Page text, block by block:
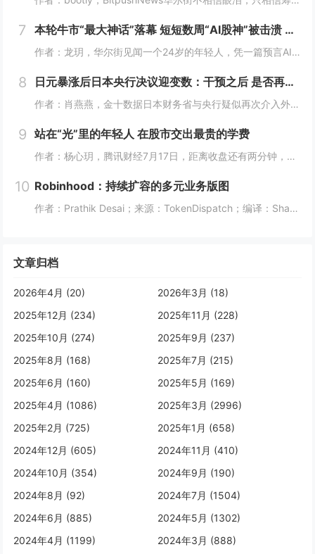
7 本轮牛市“最大神话”落幕 短短数周“AI股神”被击溃 Citatdel出手收购全部仓位
作者：龙玥，华尔街见闻一个24岁的年轻人，凭一篇预言AI改变世界的长文，在华尔街募到450亿美元，今年上半年爆赚439%。然而，在近期AI板块大跌的这一个月里，他把两年积累的神话，一口气输了个精光。7月30日，华尔街流出一条消息：一家只有8...
8 日元暴涨后日本央行决议迎变数：干预之后 是否再度加息？
作者：肖燕燕，金十数据日本财务省与央行疑似再次介入外汇市场后，周四日元出现逾两年来最大单日涨幅。日本《日经新闻》报道称，日本政府和日本央行可能采取了汇市干预措施，以遏制日元持续疲软的走势。美国财长贝森特表示，“日本可能在（美东时间）周四早些...
9 站在“光”里的年轻人 在股市交出最贵的学费
作者：杨心玥，腾讯财经7月17日，距离收盘还有两分钟，陈娅躲进了公司的厕所。她把隔间门锁上，盯着手机里一片刺眼的绿色。她咬了咬牙，把账户里“财通四子”、通信ETF全部卖掉。当时，这些基金盘中模拟净值跌幅都接近10%。陈娅是近期重仓光模块的年...
10 Robinhood：持续扩容的多元业务版图
作者：Prathik Desai；来源：TokenDispatch；编译：Shaw，喜来顺财经几周前，我将Robinhood称作一站式金融超市，原因是它能够在同一平台满足美国人的各类金融需求。在之前的文章中，我写道：即便Robinhood新...
文章归档
2026年4月 (20)
2026年3月 (18)
2025年12月 (234)
2025年11月 (228)
2025年10月 (274)
2025年9月 (237)
2025年8月 (168)
2025年7月 (215)
2025年6月 (160)
2025年5月 (169)
2025年4月 (1086)
2025年3月 (2996)
2025年2月 (725)
2025年1月 (658)
2024年12月 (605)
2024年11月 (410)
2024年10月 (354)
2024年9月 (190)
2024年8月 (92)
2024年7月 (1504)
2024年6月 (885)
2024年5月 (1302)
2024年4月 (1199)
2024年3月 (888)